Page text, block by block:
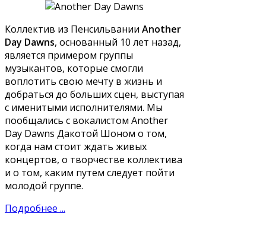
Коллектив из Пенсильвании Another
Day Dawns, основанный 10 лет назад,
является примером группы
музыкантов, которые смогли
воплотить свою мечту в жизнь и
добраться до больших сцен, выступая
с именитыми исполнителями. Мы
пообщались с вокалистом Another
Day Dawns Дакотой Шоном о том,
когда нам стоит ждать живых
концертов, о творчестве коллектива
и о том, каким путем следует пойти
молодой группе.
Подробнее ...